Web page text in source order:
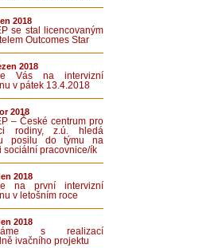
2018
se stal licencovaným
Outcomes Star
2018
Vás na intervizní
v pátek 13.4.2018
2018
– České centrum pro
rodiny, z.ú. hledá
posilu do týmu na
sociální pracovnice/ík
2018
na první intervizní
v letošním roce
2018
s realizací
ivačního projektu